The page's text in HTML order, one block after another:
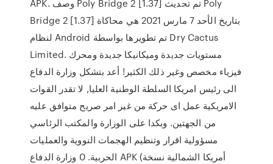
APK. وصف Poly Bridge 2 [1.37] تم تحديث Poly
Bridge 2 [1.37] بتاريخ الأحد 7 مارس 2021 هي محاكاة
لنظام Android تم تطويرها بواسطة Dry Cactus
Limited. مستويات جديدة وميكانيكا جديدة ومحرك
فيزياء مخصص وغير ذلك الكثير! أعد بتشكل وزارة الدفاع
الى رئيس امريكا السلطة الوطنية العليا, لا تقدر القوات
الامريكية عمل اى حركة من غير امر صريح متوافق عليه
من الجهتين. وبكدا على الوزارة والمكتب الرئاسي
مسؤولية اقرار وتنظيم الهجمات النووية والعمليات
الحربية. 0 وزارة الدفاع APK (أمريكا الشمالية نسخة